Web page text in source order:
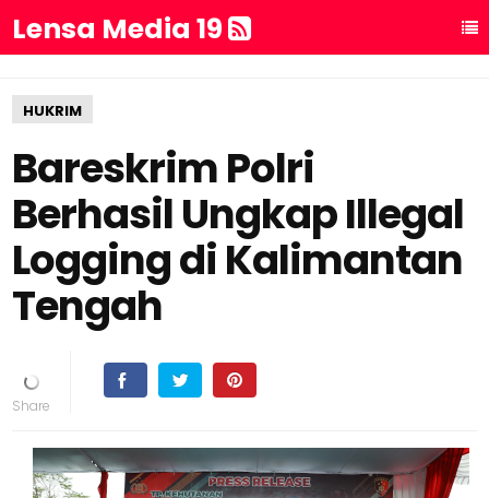
Lensa Media 19
HUKRIM
Bareskrim Polri
Berhasil Ungkap Illegal
Logging di Kalimantan
Tengah